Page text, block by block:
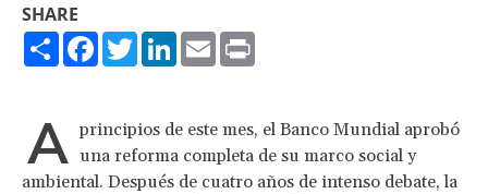
SHARE
ShareFacebook
TwitterLinkedIn
Email
A principios de este mes, el Banco Mundial aprobó
una reforma completa de su marco social y
ambiental. Después de cuatro años de intenso debate, la